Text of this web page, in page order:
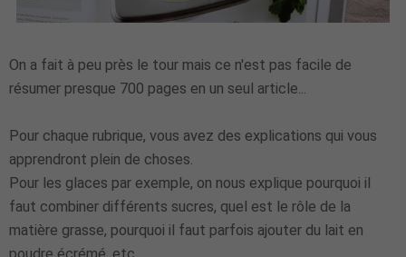
On a fait à peu près le tour mais ce n'est pas facile de
résumer presque 700 pages en un seul article...
Pour chaque rubrique, vous avez des explications qui vous
apprendront plein de choses.
Pour les glaces par exemple, on nous explique pourquoi il
faut combiner différents sucres, quel est le rôle de la
matière grasse, pourquoi il faut parfois ajouter du lait en
poudre écrémé, etc.